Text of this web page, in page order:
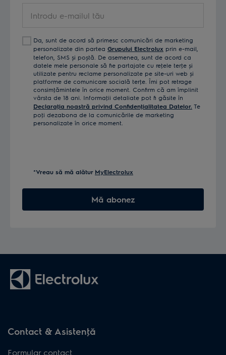
tău Da, sunt de acord să primesc comunicări de marketing
personalizate din partea Grupului Electrolux prin e-mail,
telefon, SMS și poștă. De asemenea, sunt de acord ca
datele mele personale să fie partajate cu reţele terţe și
utilizate pentru reclame personalizate pe site-uri web și
platforme de comunicare socială terţe. Îmi pot retrage
consimţămintele în orice moment. Confirm că am împlinit
vârsta de 18 ani. Informaţii detaliate pot fi găsite în
Declaraţia noastră privind Confidenţialitatea Datelor. Te
poţi dezabona de la comunicările de marketing
personalizate în orice moment.
*Vreau să mă alătur MyElectrolux
Mă abonez
Contact & Asistenţă
Formular contact